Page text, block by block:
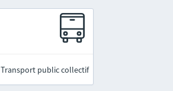
Transport public collectif